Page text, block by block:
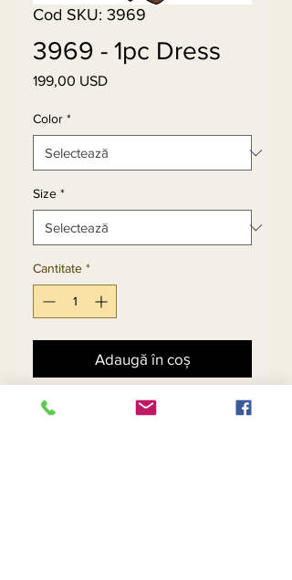
Cod SKU: 3969
3969 - 1pc Dress
199,00 USDPreț
Color *
Size *
Cantitate *
Adaugă în coș
Cumpără acum